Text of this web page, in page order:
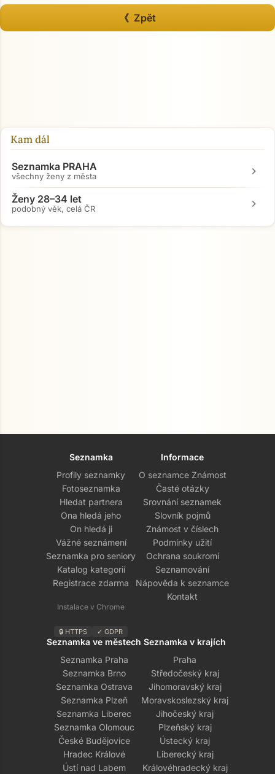
《 Zpět
Kam dál
Seznamka PRAHA
všechny ženy z města chevron_right
Ženy 28–34 let
podobný věk, celá ČR chevron_right
Seznamka
Profily seznamky
Fotoseznamka
Hledat partnera
Ona hledá jeho
On hledá ji
Vážné seznámení
Seznamka pro seniory
Katalog kategorií
Registrace zdarma
Instalace v Chrome
🔒 HTTPS ✓ GDPR
Informace
O seznamce Známost
Časté otázky
Srovnání seznamek
Slovník pojmů
Známost v číslech
Podmínky užití
Ochrana soukromí
Seznamování
Nápověda k seznamce
Kontakt
Seznamka ve městech
Seznamka Praha
Seznamka Brno
Seznamka Ostrava
Seznamka Plzeň
Seznamka Liberec
Seznamka Olomouc
České Budějovice
Hradec Králové
Ústí nad Labem
Seznamka v krajích
Praha
Středočeský kraj
Jihomoravský kraj
Moravskoslezský kraj
Jihočeský kraj
Plzeňský kraj
Ústecký kraj
Liberecký kraj
Královéhradecký kraj